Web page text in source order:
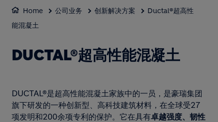
Home 公司业务 创新解决方案
Ductal®超高性
能混凝土
DUCTAL®超高性能混凝土
DUCTAL®是超高性能混凝土家族中的一员，是豪瑞集团
旗下研发的一种创新型、高科技建筑材料，在全球受27
项发明和200余项专利的保护。它在具有卓越强度、韧性